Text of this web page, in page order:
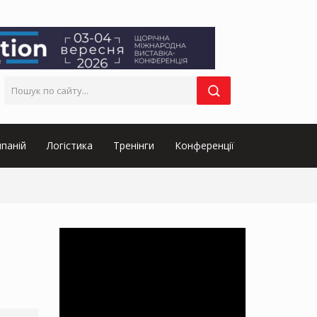
Логістика Тренінги Конференції